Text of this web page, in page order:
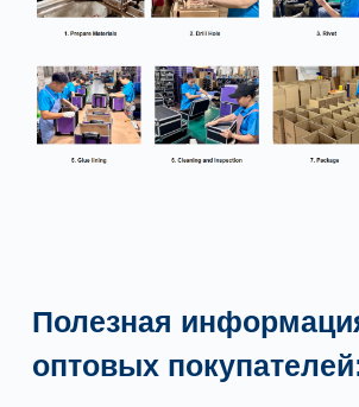
Полезная
оптовых